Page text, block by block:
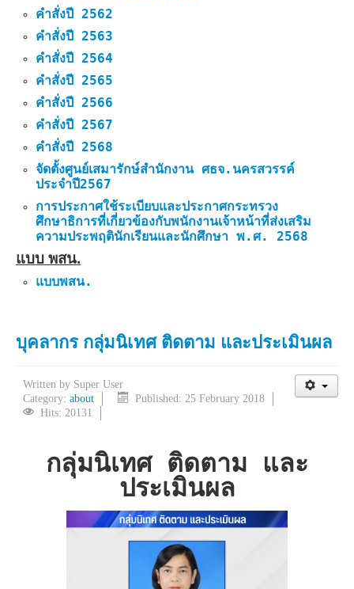
คำสั่งปี 2562
คำสั่งปี 2563
คำสั่งปี 2564
คำสั่งปี 2565
คำสั่งปี 2566
คำสั่งปี 2567
คำสั่งปี 2568
จัดตั้งศูนย์เสมารักษ์สำนักงาน ศธจ.นครสวรรค์
ประจำปี2567
การประกาศใช้ระเบียบและประกาศกระทรวง
ศึกษาธิการที่เกี่ยวข้องกับพนักงานเจ้าหน้าที่ส่งเสริม
ความประพฤตินักเรียนและนักศึกษา พ.ศ. 2568
แบบ พสน.
แบบพสน.
บุคลากร กลุ่มนิเทศ ติดตาม และประเมินผล
Written by Super User
Category: about
Published: 25 February 2018
Hits: 20131
กลุ่มนิเทศ ติดตาม และ
ประเมินผล